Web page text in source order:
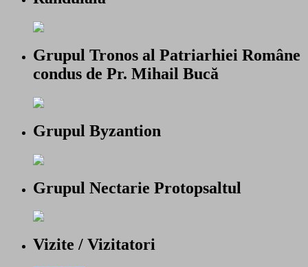
Grupul Tronos al Patriarhiei Române
condus de Pr. Mihail Bucă
Grupul Byzantion
Grupul Nectarie Protopsaltul
Vizite / Vizitatori